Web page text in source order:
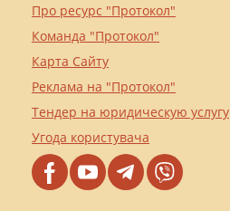
Про ресурс "Протокол"
Команда "Протокол"
Карта Сайту
Реклама на "Протокол"
Тендер на юридическую услугу
Угода користувача